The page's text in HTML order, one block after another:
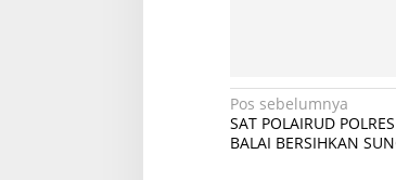
Navigasi
pos
Pos sebelumnya
SAT POLAIRUD
BALAI BERSIHKAN